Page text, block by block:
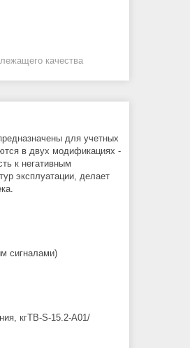
качества
для учетных
в двух модификациях -
к негативным
эксплуатации, делает
сигналами)
кгTB-S-15.2-A01/